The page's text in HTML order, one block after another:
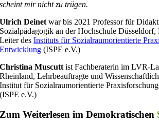
scheint mir nicht zu trügen.
Ulrich Deinet war bis 2021 Professor für
Sozialpädagogik an der Hochschule Düsseldorf,
Leiter desInstituts für Sozialraumorientierte
Entwicklung (ISPE e.V.)
Christina Muscutt ist Fachberaterin im LVR-
Rheinland, Lehrbeauftragte und
Institut für Sozialraumorientierte
(ISPE e.V.)
Zum Weiterlesen im Demokratischen